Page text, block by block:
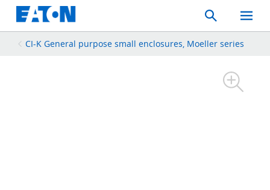
Search
Toggle
Mobile
Menu
CI-K General purpose small enclosures, Moeller series